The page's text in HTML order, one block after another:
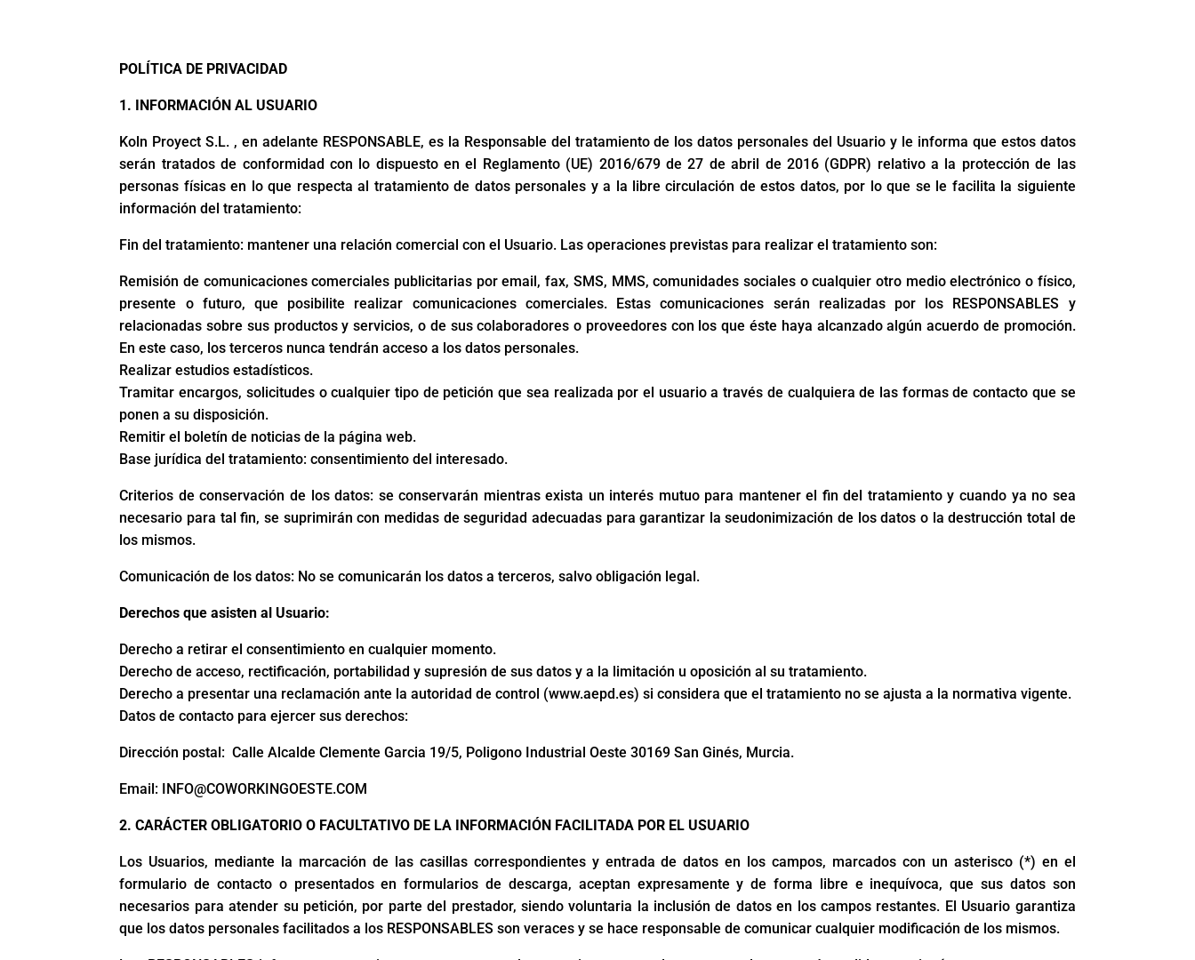
POLÍTICA DE PRIVACIDAD
1. INFORMACIÓN AL USUARIO
Koln Proyect S.L. , en adelante RESPONSABLE, es la Responsable del tratamiento de los datos personales del Usuario y le informa que estos datos
serán tratados de conformidad con lo dispuesto en el Reglamento (UE) 2016/679 de 27 de abril de 2016 (GDPR) relativo a la protección de las
personas físicas en lo que respecta al tratamiento de datos personales y a la libre circulación de estos datos, por lo que se le facilita la siguiente
información del tratamiento:
Fin del tratamiento: mantener una relación comercial con el Usuario. Las operaciones previstas para realizar el tratamiento son:
Remisión de comunicaciones comerciales publicitarias por email, fax, SMS, MMS, comunidades sociales o cualquier otro medio electrónico o físico,
presente o futuro, que posibilite realizar comunicaciones comerciales. Estas comunicaciones serán realizadas por los RESPONSABLES y
relacionadas sobre sus productos y servicios, o de sus colaboradores o proveedores con los que éste haya alcanzado algún acuerdo de promoción.
En este caso, los terceros nunca tendrán acceso a los datos personales.
Realizar estudios estadísticos.
Tramitar encargos, solicitudes o cualquier tipo de petición que sea realizada por el usuario a través de cualquiera de las formas de contacto que se
ponen a su disposición.
Remitir el boletín de noticias de la página web.
Base jurídica del tratamiento: consentimiento del interesado.
Criterios de conservación de los datos: se conservarán mientras exista un interés mutuo para mantener el fin del tratamiento y cuando ya no sea
necesario para tal fin, se suprimirán con medidas de seguridad adecuadas para garantizar la seudonimización de los datos o la destrucción total de
los mismos.
Comunicación de los datos: No se comunicarán los datos a terceros, salvo obligación legal.
Derechos que asisten al Usuario:
Derecho a retirar el consentimiento en cualquier momento.
Derecho de acceso, rectificación, portabilidad y supresión de sus datos y a la limitación u oposición al su tratamiento.
Derecho a presentar una reclamación ante la autoridad de control (www.aepd.es) si considera que el tratamiento no se ajusta a la normativa vigente.
Datos de contacto para ejercer sus derechos:
Dirección postal: Calle Alcalde Clemente Garcia 19/5, Poligono Industrial Oeste 30169 San Ginés, Murcia.
Email: INFO@COWORKINGOESTE.COM
2. CARÁCTER OBLIGATORIO O FACULTATIVO DE LA INFORMACIÓN FACILITADA POR EL USUARIO
Los Usuarios, mediante la marcación de las casillas correspondientes y entrada de datos en los campos, marcados con un asterisco (*) en el
formulario de contacto o presentados en formularios de descarga, aceptan expresamente y de forma libre e inequívoca, que sus datos son
necesarios para atender su petición, por parte del prestador, siendo voluntaria la inclusión de datos en los campos restantes. El Usuario garantiza
que los datos personales facilitados a los RESPONSABLES son veraces y se hace responsable de comunicar cualquier modificación de los mismos.